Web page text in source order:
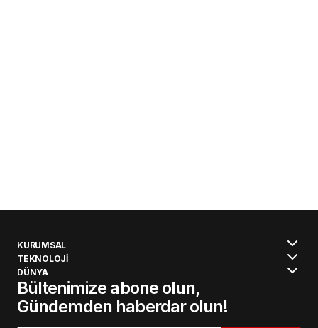
KURUMSAL
TEKNOLOJİ
DÜNYA
Bültenimize abone olun,
Gündemden haberdar olun!